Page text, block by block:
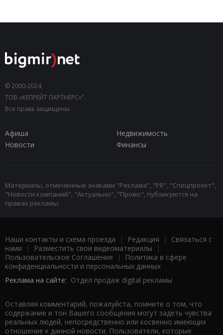
© 2000-2024,
ТОВ «КЕПРЕЙТ ПАРТНЕРС»".
Все права защищены.
Афиша
Недвижимость
Новости
Финансы
Материалы, отмеченные знаками "Реклама", "PR", "Спецпроект",
"Новости компаний", "Актуально", "Промо", публикуются на
правах рекламы.
Наши контакты и схема проезда | Редакция | Связаться с
нами | Разместить свои видеоматериалы |
Пользовательское Соглашение |
Политика в сфере
конфиденциальности и персональных данных
Реклама на сайте: Отдел продаж digital рекламы
Оставляя комментарий, пожалуйста, помните о том, что
содержание и тон Вашего сообщения могут задеть чувства
реальных людей, непосредственно или косвенно имеющих
отношение к данной новости. Пользователи, которые